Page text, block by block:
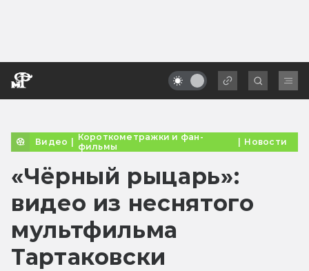
Видео | Короткометражки и фан-
фильмы
| Новости
«Чёрный рыцарь»:
видео из неснятого
мультфильма
Тартаковски